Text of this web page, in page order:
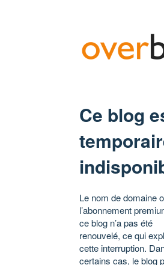
Ce blog
Le nom de domaine
l’abonnement
ce blog n’a pas été
renouvelé, ce qui
cette interruption.
certains cas, le blog